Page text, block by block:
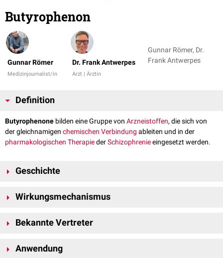
Butyrophenon
Gunnar Römer
Medizinjournalist/in
Dr. Frank Antwerpes
Arzt | Ärztin
Gunnar Römer, Dr.
Frank Antwerpes
Definition
Butyrophenone bilden eine Gruppe von Arzneistoffen, die sich von
der gleichnamigen chemischen Verbindung ableiten und in der
pharmakologischen TherapiederSchizophrenieeingesetzt werden.
Geschichte
Chemiker intensiv nach neuartigenAntipsychotika
eingesetzt.
Wirkungsmechanismus
niederpotenten Arzneimitteln aus der Gruppe der Butyrophenone. Allen
bestimmten Regionen des
Rezeptorenund hemmen die bei schizophrenen
Bekannte Vertreter
Bromperidol
Anwendung